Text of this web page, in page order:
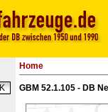
Home
GBM 52.1.105 - DB